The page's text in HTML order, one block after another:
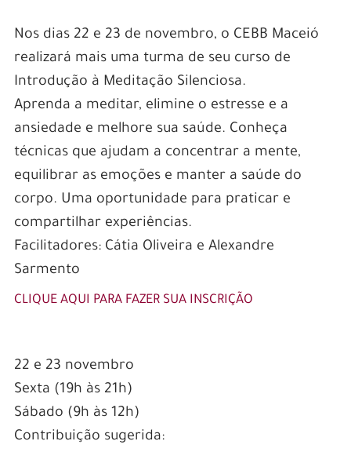
Nos dias 22 e 23 de novembro, o CEBB Maceió
realizará mais uma turma de seu curso de
Introdução à Meditação Silenciosa.
Aprenda a meditar, elimine o estresse e a
ansiedade e melhore sua saúde. Conheça
técnicas que ajudam a concentrar a mente,
equilibrar as emoções e manter a saúde do
corpo. Uma oportunidade para praticar e
compartilhar experiências.
Facilitadores: Cátia Oliveira e Alexandre
Sarmento
CLIQUE AQUI PARA FAZER SUA INSCRIÇÃO
22 e 23 novembro
Sexta (19h às 21h)
Sábado (9h às 12h)
Contribuição sugerida: